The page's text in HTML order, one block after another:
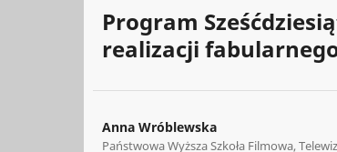
Program
realizacji
Anna Wróblewska
Państwowa Wyższa Szkoła Filmowa,